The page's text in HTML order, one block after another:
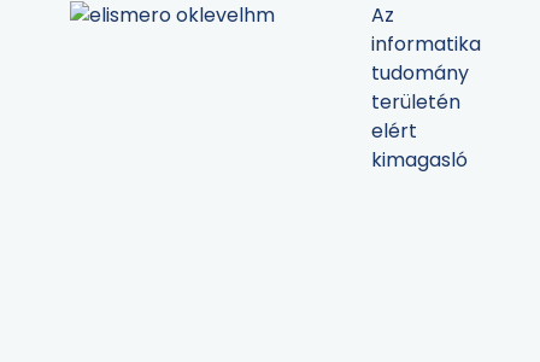
Az
informatika
tudomány
területén
elért
kimagasló